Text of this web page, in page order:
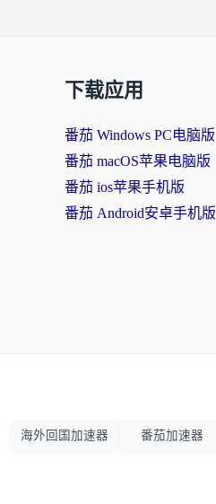
下载应用
番茄 Windows PC电脑版
番茄 macOS苹果电脑版
番茄 ios苹果手机版
番茄 Android安卓手机版
海外回国加速器 番茄加速器